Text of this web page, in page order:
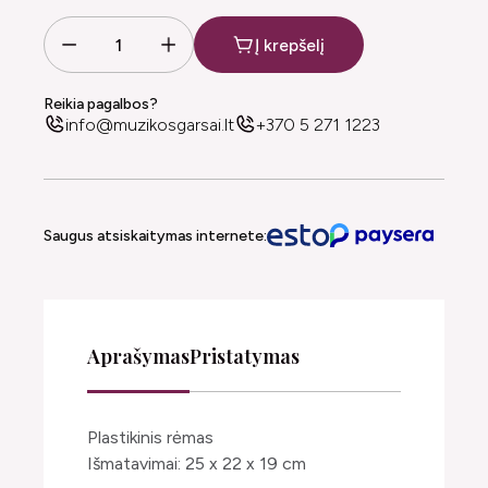
Į krepšelį
Reikia pagalbos?
info@muzikosgarsai.lt +370 5 271 1223
Saugus atsiskaitymas internete:
AprašymasPristatymas
Plastikinis rėmas
Išmatavimai: 25 x 22 x 19 cm